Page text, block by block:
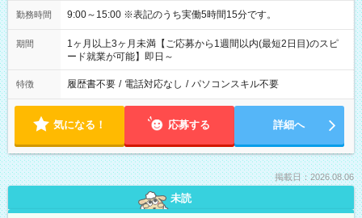
勤務時間 9:00～15:00 ※表記のうち実働5時間15分です。
期間
1ヶ月以上3ヶ月未満【ご応募から1週間以内(最短2日目)のスピ
ード就業が可能】即日～
特徴 履歴書不要 / 電話対応なし / パソコンスキル不要
気になる！ 応募する 詳細へ
掲載日：2026.08.06
未読